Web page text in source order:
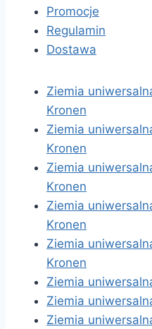
Promocje
Regulamin
Dostawa
Ziemia
Kronen
Ziemia
Kronen
Ziemia
Kronen
Ziemia
Kronen
Ziemia
Kronen
Ziemia
Ziemia
Ziemia